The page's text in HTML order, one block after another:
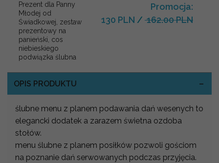
Prezent dla Panny
Młodej od
Świadkowej, zestaw
prezentowy na
panieński, cos
niebieskiego
podwiązka ślubna
Promocja:
130 PLN / 162.00 PLN
OPIS PRODUKTU
ślubne menu z planem podawania dań wesenych to
elegancki dodatek a zarazem świetna ozdoba
stołów.
menu ślubne z planem posiłków pozwoli gościom
na poznanie dań serwowanych podczas przyjęcia.